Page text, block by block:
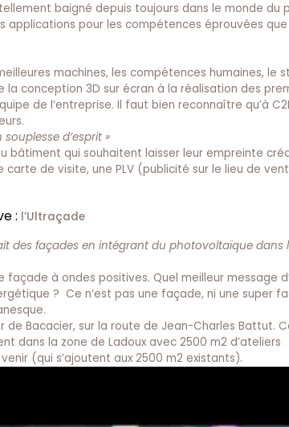
baigné depuis toujours dans le monde du
applications pour les compétences éprouvées
machines, les compétences humaines, le
conception 3D sur écran à la réalisation des
de l’entreprise. Il faut bien reconnaître qu’à
d’esprit »
bâtiment qui souhaitent laisser leur empreinte
de visite, une PLV (publicité sur le lieu de
: l’Ultraçade
des façades en intégrant du photovoltaïque dans
à ondes positives. Quel meilleur message
? Ce n’est pas une façade, ni une super
Bacacier, sur la route de Jean-Charles Battut.
dans la zone de Ladoux avec 2500 m2 d’ateliers
(qui s’ajoutent aux 2500 m2 existants).